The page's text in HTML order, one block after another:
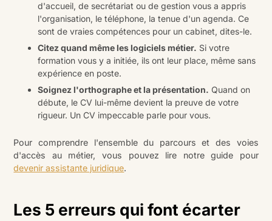
d'accueil, de secrétariat ou de gestion vous a appris
l'organisation, le téléphone, la tenue d'un agenda. Ce
sont de vraies compétences pour un cabinet, dites-le.
Citez quand même les logiciels métier. Si votre
formation vous y a initiée, ils ont leur place, même sans
expérience en poste.
Soignez l'orthographe et la présentation. Quand on
débute, le CV lui-même devient la preuve de votre
rigueur. Un CV impeccable parle pour vous.
Pour comprendre l'ensemble du parcours et des voies
d'accès au métier, vous pouvez lire notre guide pour
devenir assistante juridique.
Les 5 erreurs qui font écarter